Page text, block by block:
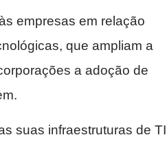
empresas em relação
que ampliam a
a adoção de
suas infraestruturas de TI